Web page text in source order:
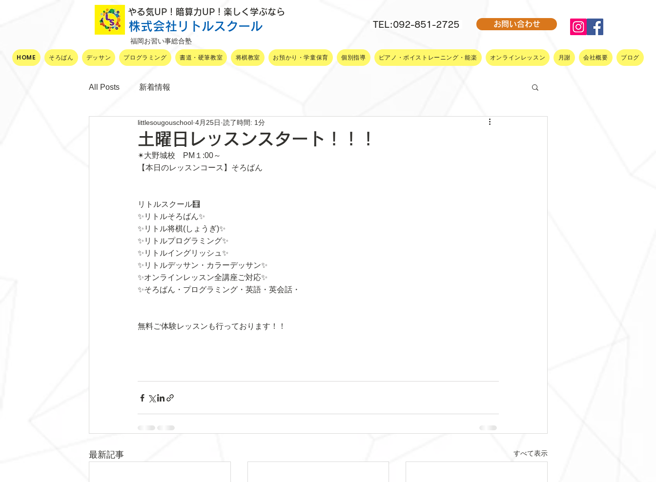
​ やる気UP！暗算力UP！楽しく学ぶなら
株式会社リトルスクール TEL:092-851-2725 お問い合わせ
福岡お習い事総合塾
HOME そろばん デッサン プログラミング 書道・硬筆教室 将棋教室 お預かり・学童保育 個別指導 ピアノ・ボイストレーニング・能楽 オンラインレッスン 月謝 会社概要 ブログ
All Posts 新着情報
土曜日レッスンスタート！！！
littlesougouschool 4月25日 読了時間: 1分
✴大野城校　PM１:00～
【本日のレッスンコース】そろばん
リトルスクール🧮
✨リトルそろばん✨
✨リトル将棋(しょうぎ)✨
✨リトルプログラミング✨
✨リトルイングリッシュ✨
✨リトルデッサン・カラーデッサン✨
✨オンラインレッスン全講座ご対応✨
✨そろばん・プログラミング・英語・英会話・
無料ご体験レッスンも行っております！！
最新記事 すべて表示